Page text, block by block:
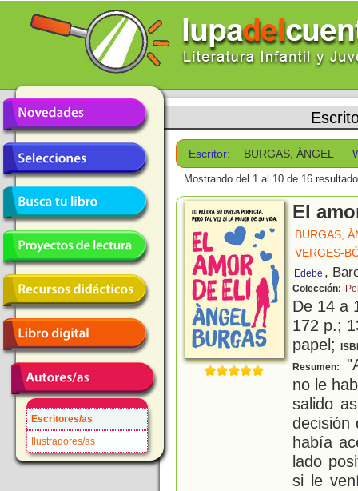
Escritores/as
Ilustradores/as
Escritor: BURGAS, ÀNGEL
Mostrando del 1 al 10 de 16
El
BURGAS,
VERGES-
Edebé ,
Colección:
De 14 a
172 p.;
papel;
Resumen:
no le
salido
decisión
había
lado
si le